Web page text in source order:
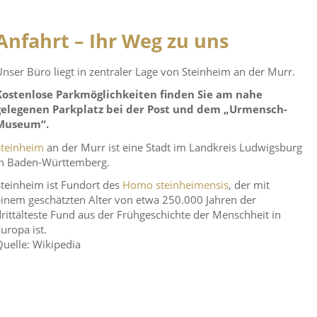
– Ihr Weg zu uns
Büro liegt in zentraler Lage von Steinheim an der Murr.
Parkmöglichkeiten finden Sie am nahe
Parkplatz bei der Post und dem „Urmensch-
an der Murr ist eine Stadt im Landkreis Ludwigsburg
Baden-Württemberg.
ist Fundort des Homo steinheimensis, der mit
geschätzten Alter von etwa 250.000 Jahren der
Fund aus der Frühgeschichte der Menschheit in
ist.
Wikipedia